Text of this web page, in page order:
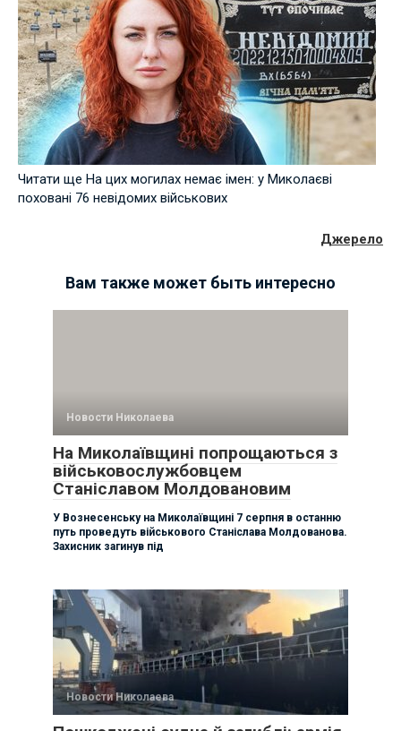
Читати ще На цих могилах немає імен: у Миколаєві
поховані 76 невідомих військових
Джерело
Вам также может быть интересно
Новости Николаева
На Миколаївщині попрощаються з
військовослужбовцем
Станіславом Молдовановим
У Вознесенську на Миколаївщині 7 серпня в останню
путь проведуть військового Станіслава Молдованова.
Захисник загинув під
Новости Николаева